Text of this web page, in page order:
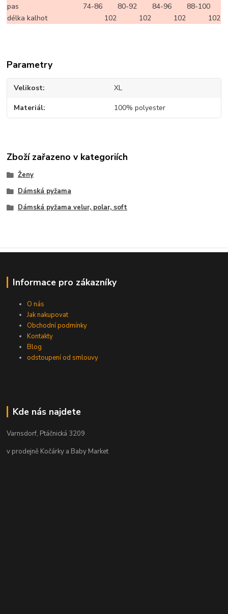
pas
74-86 80-92 84-96
88-100
délka kalhot
102 102 102 102
Parametry
Velikost XL
Materiál 100% polyester
Zboží zařazeno v kategoriích
Ženy
Dámská pyžama
Dámská pyžama velur, polar, soft
Informace pro zákazníky
O nás
Jak nakupovat
Obchodní podmínky
Kontakty
Blog
odstoupení od smlouvy
Kde nás najdete
Varnsdorf, Ptáčnická 3209
v prodejně Kočárky a Baby Market